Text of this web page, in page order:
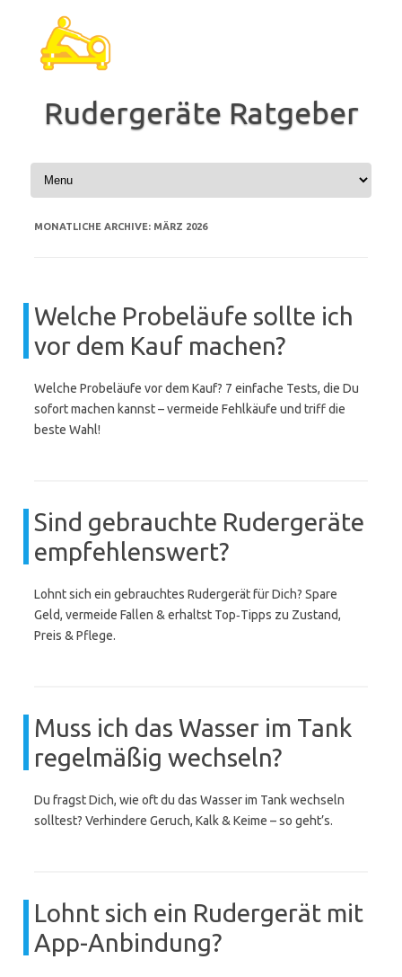
springen
Rudergeräte Ratgeber
MONATLICHE ARCHIVE: MÄRZ 2026
Welche Probeläufe sollte ich
vor dem Kauf machen?
Welche Probeläufe vor dem Kauf? 7 einfache Tests, die Du
sofort machen kannst – vermeide Fehlkäufe und triff die
beste Wahl!
Sind gebrauchte Rudergeräte
empfehlenswert?
Lohnt sich ein gebrauchtes Rudergerät für Dich? Spare
Geld, vermeide Fallen & erhaltst Top‑Tipps zu Zustand,
Preis & Pflege.
Muss ich das Wasser im Tank
regelmäßig wechseln?
Du fragst Dich, wie oft du das Wasser im Tank wechseln
solltest? Verhindere Geruch, Kalk & Keime – so geht’s.
Lohnt sich ein Rudergerät mit
App-Anbindung?